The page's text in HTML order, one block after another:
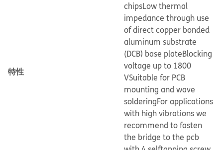
特性
chipsLow thermal
impedance through use
of direct copper bonded
aluminum substrate
(DCB) base plateBlocking
voltage up to 1800
VSuitable for PCB
mounting and wave
solderingFor applications
with high vibrations we
recommend to fasten
the bridge to the pcb